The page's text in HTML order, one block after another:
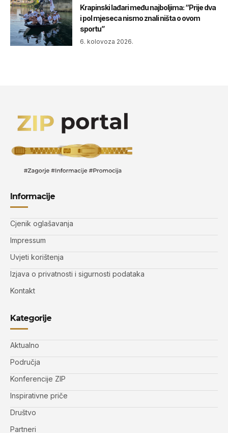
Krapinski lađari među najboljima: “Prije dva
i pol mjeseca nismo znali ništa o ovom
sportu”
6. kolovoza 2026.
Informacije
Cjenik oglašavanja
Impressum
Uvjeti korištenja
Izjava o privatnosti i sigurnosti podataka
Kontakt
Kategorije
Aktualno
Područja
Konferencije ZIP
Inspirativne priče
Društvo
Partneri